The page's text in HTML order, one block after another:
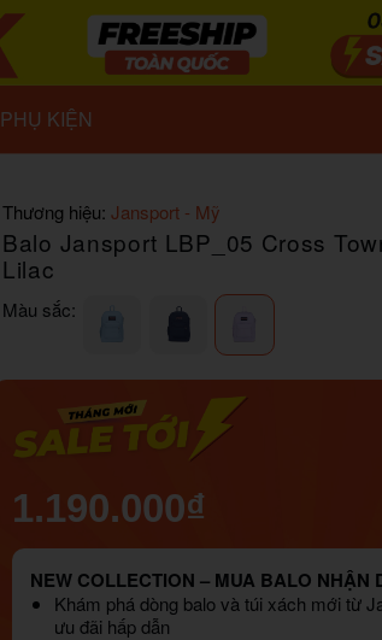
PHỤ KIỆN
Thương hiệu: Jansport - Mỹ
Balo Jansport LBP_05 Cross
Lilac
Màu sắc:
1.190.000₫
NEW COLLECTION – MUA BALO NHẬN
Khám phá dòng balo và túi xách mới từ
ưu đãi hấp dẫn